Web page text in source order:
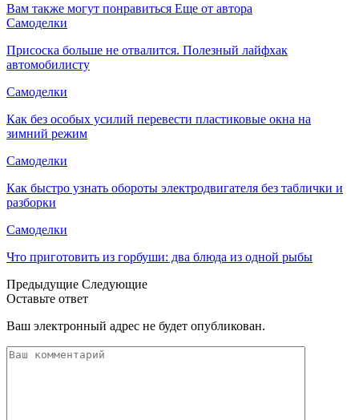
Вам также могут понравиться Еще от автора
Самоделки
Присоска больше не отвалится. Полезный лайфхак
автомобилисту
Самоделки
Как без особых усилий перевести пластиковые окна на
зимний режим
Самоделки
Как быстро узнать обороты электродвигателя без таблички и
разборки
Самоделки
Что приготовить из горбуши: два блюда из одной рыбы
Предыдущие Следующие
Оставьте ответ
Ваш электронный адрес не будет опубликован.